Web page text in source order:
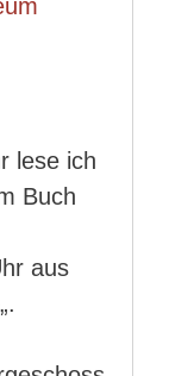
lese ich
Buch
aus
„.